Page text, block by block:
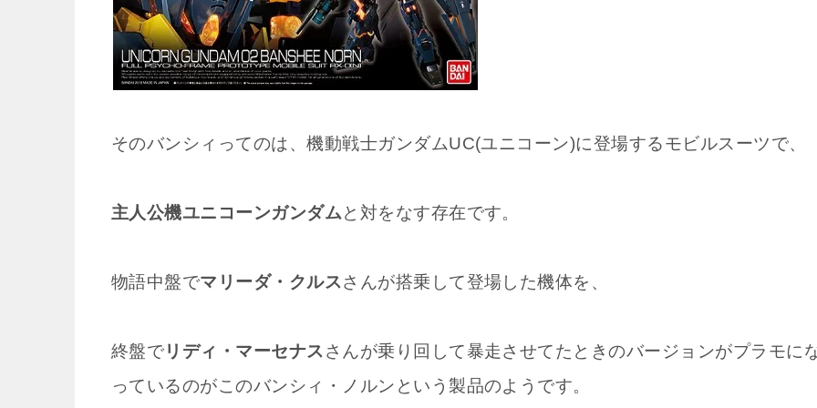
そのバンシィってのは、機動戦士ガンダムUC(ユニコーン)に登場するモビルスーツで、
主人公機ユニコーンガンダムと対をなす存在です。
物語中盤でマリーダ・クルスさんが搭乗して登場した機体を、
終盤でリディ・マーセナス さんが乗り回して暴走させてたときのバージョンがプラモに
っているのがこのバンシィ・ノルンという製品のようです。